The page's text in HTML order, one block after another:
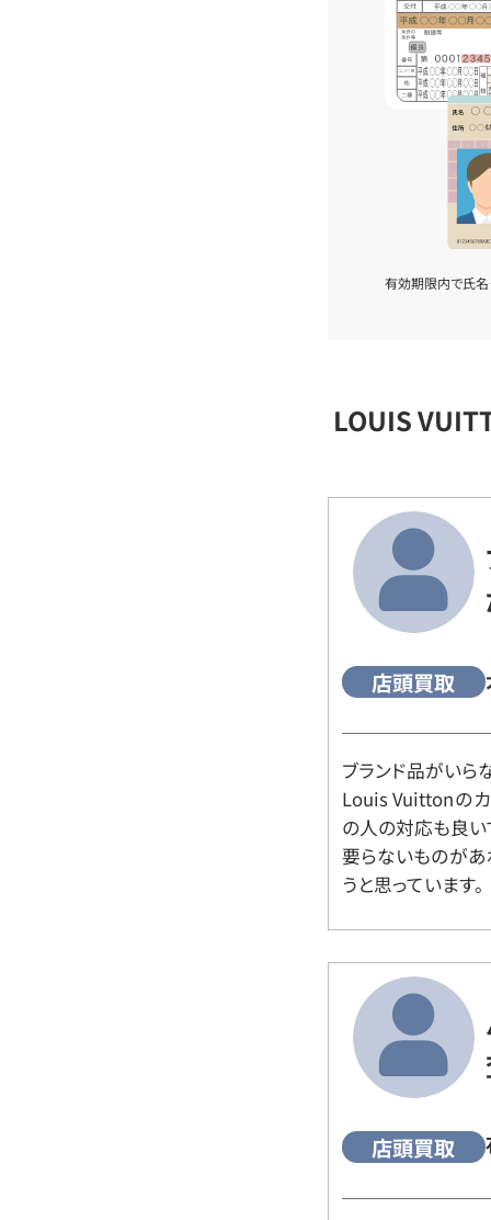
有効期限内で氏名
LOUIS
店頭買取
ブランド品がいら
Louis Vuittonの
の人の対応も良い
要らないものがあ
うと思っています。
店頭買取